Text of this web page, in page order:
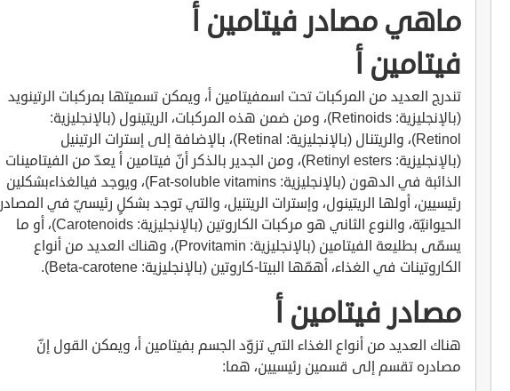
ماهي مصادر فيتامين أ
فيتامين أ
تندرج العديد من المركبات تحت اسمفيتامين أ، ويمكن تسميتها بمركبات الرتينويد
(بالإنجليزية: Retinoids)، ومن ضمن هذه المركبات، الريتينول (بالإنجليزية:
Retinol)، والريتنال (بالإنجليزية: Retinal)، بالإضافة إلى إسترات الرتينيل
(بالإنجليزية: Retinyl esters)، ومن الجدير بالذكر أنّ فيتامين أ يعدّ من الفيتامينات
الذائبة في الدهون (بالإنجليزية: Fat-soluble vitamins)، ويوجد فيالغذاءبشكلين
رئيسيين، أولها الريتينول، وإسترات الريتنيل، والتي توجد بشكلٍ رئيسيّ في المصادر
الحيوانيّة، والنوع الثاني هو مركبات الكاروتين (بالإنجليزية: Carotenoids)، أو ما
يسمّى بطليعة الفيتامين (بالإنجليزية: Provitamin)، وهناك العديد من أنواع
الكاروتينات في الغذاء، أهمّها البيتا-كاروتين (بالإنجليزية: Beta-carotene).
مصادر فيتامين أ
هناك العديد من أنواع الغذاء التي تزوّد الجسم بفيتامين أ، ويمكن القول إنّ
مصادره تقسم إلى قسمين رئيسيين، هما: